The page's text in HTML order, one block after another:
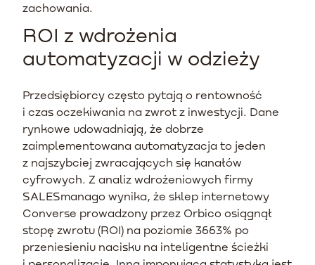
zachowania.
ROI z wdrożenia
automatyzacji w odzieży
Przedsiębiorcy często pytają o rentowność
i czas oczekiwania na zwrot z inwestycji. Dane
rynkowe udowadniają, że dobrze
zaimplementowana automatyzacja to jeden
z najszybciej zwracających się kanałów
cyfrowych. Z analiz wdrożeniowych firmy
SALESmanago wynika, że sklep internetowy
Converse prowadzony przez Orbico osiągnął
stopę zwrotu (ROI) na poziomie 3663% po
przeniesieniu nacisku na inteligentne ścieżki